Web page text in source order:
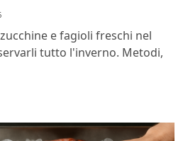
e fagioli freschi nel
tutto l'inverno. Metodi,